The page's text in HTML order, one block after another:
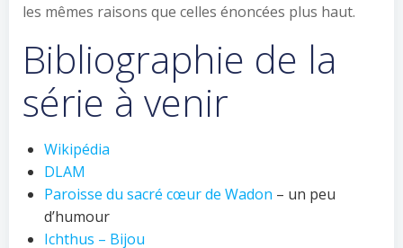
les mêmes raisons que celles énoncées plus haut.
Bibliographie de la
série à venir
Wikipédia
DLAM
Paroisse du sacré cœur de Wadon – un peu
d’humour
Ichthus – Bijou